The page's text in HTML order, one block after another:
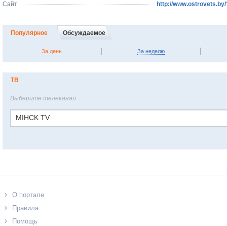
Сайт
http://
Популярное Обсуждаемое
За день За неделю
ТВ
Выберите телеканал
MIHCK TV
О портале
Правила
Помощь